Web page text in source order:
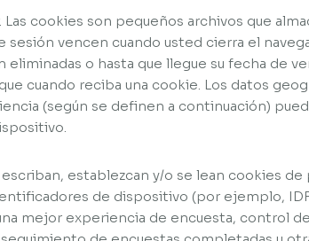
. Las cookies son pequeños archivos que
sesión vencen cuando usted cierra el
eliminadas o hasta que llegue su fecha de
cuando reciba una cookie. Los datos
(según se definen a continuación)
establezcan y/o se lean cookies
de dispositivo (por ejemplo,
mejor experiencia de encuesta, control